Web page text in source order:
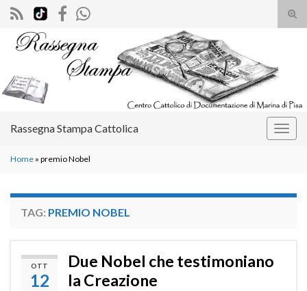
il
Search for:
Rassegna Stampa Cattolica
Home » premio Nobel
TAG: PREMIO NOBEL
OTT
12
Due Nobel che testimoniano
la Creazione